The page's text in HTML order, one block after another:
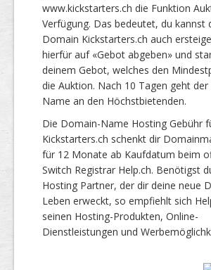
www.kickstarters.ch die Funktion
Verfügung. Das bedeutet, du kannst
Domain Kickstarters.ch auch
hierfür auf «Gebot abgeben» und
deinem Gebot, welches den
die Auktion. Nach 10 Tagen geht
Name an den Höchstbietenden.
Die Domain-Name Hosting Gebühr
Kickstarters.ch schenkt dir
für 12 Monate ab Kaufdatum beim
Switch Registrar Help.ch. Benötigst
Hosting Partner, der dir deine neue
Leben erweckt, so empfiehlt sich
seinen Hosting-Produkten, Online-
Dienstleistungen und